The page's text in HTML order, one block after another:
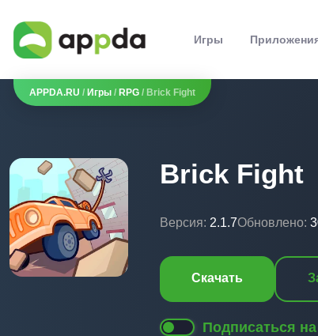
Игры
APPDA.RU / Игры / RPG / Brick Fight
Brick Fight
Версия: 2.1.7Обновлено:
Скачать
Подписаться